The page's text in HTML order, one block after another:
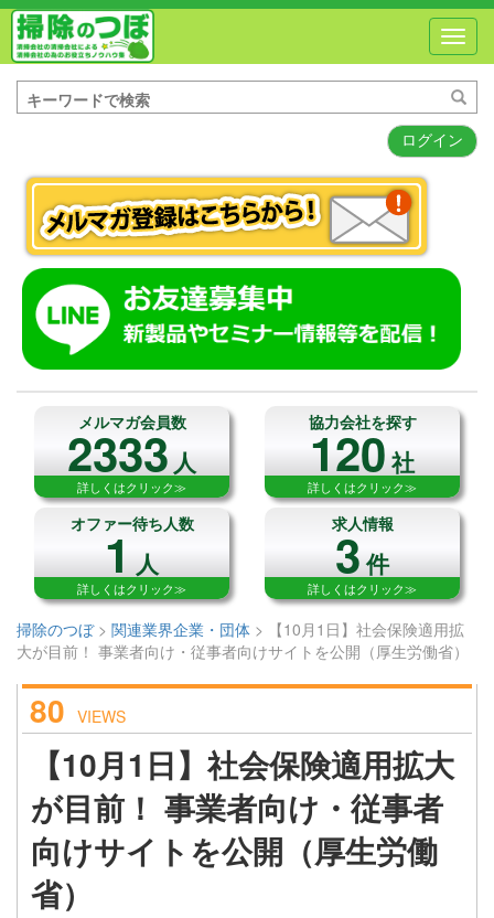
ログイン
メルマガ会員数
2333人
詳しくはクリック≫
協力会社を探す
120社
詳しくはクリック≫
オファー待ち人数
1人
詳しくはクリック≫
求人情報
3件
詳しくはクリック≫
掃除のつぼ> 関連業界企業・団体 >
【10月1日】社会保険適用拡
大が目前！ 事業者向け・従事者向けサイトを公開（厚生労働省）
80 VIEWS
【10月1日】社会保険適用拡大
が目前！ 事業者向け・従事者
向けサイトを公開（厚生労働
省）